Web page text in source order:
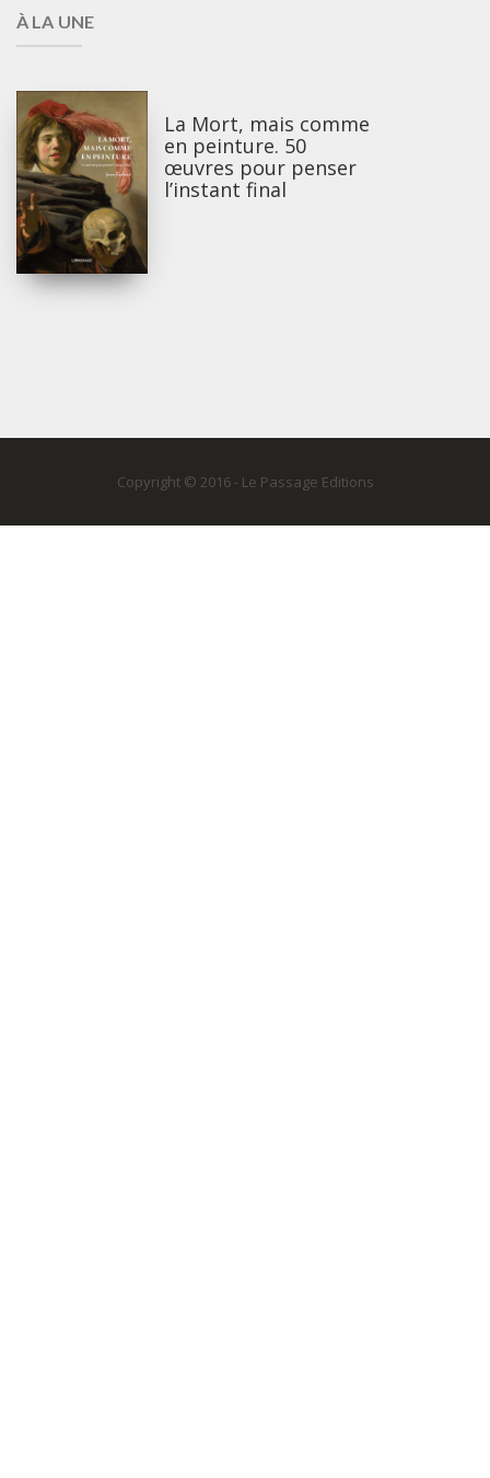
À LA UNE
La Mort, mais comme
en peinture. 50
œuvres pour penser
l’instant final
Copyright © 2016 - Le Passage Editions